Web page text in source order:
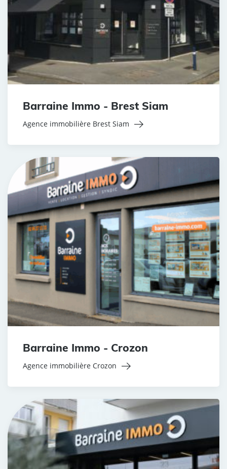
Barraine Immo - Brest Siam
Agence immobilière Brest Siam
Barraine Immo - Crozon
Agence immobilière Crozon